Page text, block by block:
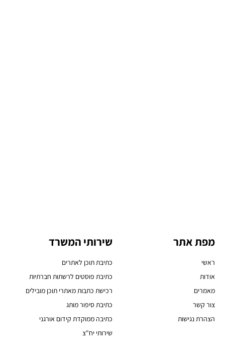
מפת אתר
ראשי
אודות
מאמרים
צור קשר
הצהרת נגישות
שירותי המשרד
כתיבת תוכן לאתרים
כתיבת פוסטים לרשתות חברתיות
רכישת כתבות מאתרי תוכן מובילים
כתיבת סיפור מותג
כתיבה ממוקדת קידום אורגני
שירותי יח"צ